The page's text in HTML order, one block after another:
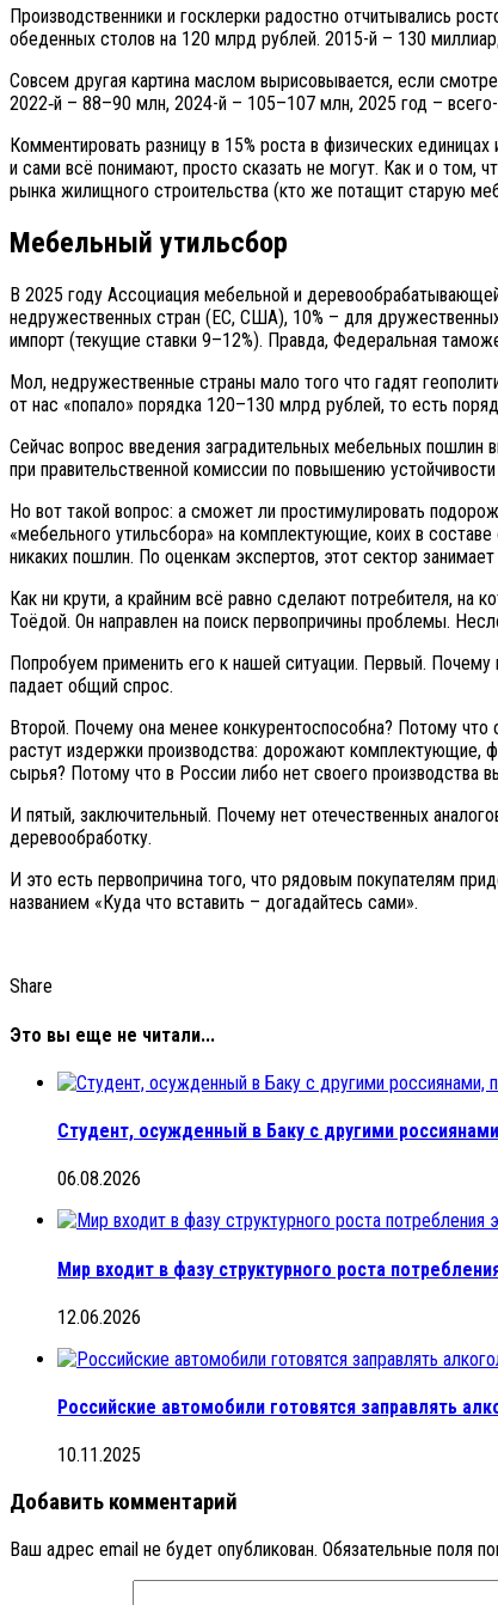
Производственники и госклерки радостно отчитывались
обеденных столов на 120 млрд рублей. 2015-й – 130
Совсем другая картина маслом вырисовывается, если
2022‑й – 88–90 млн, 2024-й – 105–107 млн, 2025 год –
Комментировать разницу в 15% роста в физических
и сами всё понимают, просто сказать не могут. Как и о том,
рынка жилищного строительства (кто же потащит старую
Мебельный утильсбор
В 2025 году Ассоциация мебельной и
недружественных стран (ЕС, США), 10% – для
импорт (текущие ставки 9–12%). Правда, Федеральная
Мол, недружественные страны мало того что гадят
от нас «попало» порядка 120–130 млрд рублей, то есть
Сейчас вопрос введения заградительных мебельных
при правительственной комиссии по повышению
Но вот такой вопрос: а сможет ли простимулировать
«мебельного утильсбора» на комплектующие, коих в
никаких пошлин. По оценкам экспертов, этот сектор
Как ни крути, а крайним всё равно сделают потребителя,
Тоёдой. Он направлен на поиск первопричины проблемы.
Попробуем применить его к нашей ситуации. Первый.
падает общий спрос.
Второй. Почему она менее конкурентоспособна? Потому
растут издержки производства: дорожают
сырья? Потому что в России либо нет своего производства
И пятый, заключительный. Почему нет отечественных
деревообработку.
И это есть первопричина того, что рядовым покупателям
названием «Куда что вставить – догадайтесь сами».
Share
Это вы еще не читали...
Студент, осужденный в Баку с другими
06.08.2026
Мир входит в фазу структурного роста
12.06.2026
Российские автомобили готовятся заправлять
10.11.2025
Добавить комментарий
Ваш адрес email не будет опубликован. Обязательные поля